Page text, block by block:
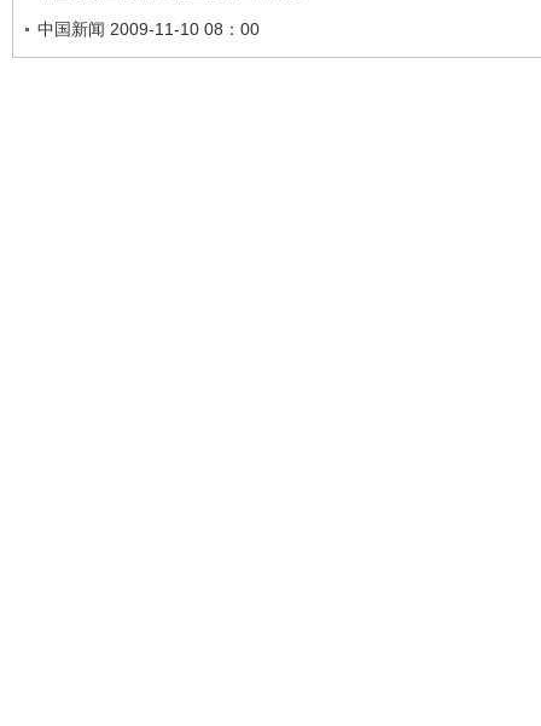
中国新闻 2009-11-10 08：00